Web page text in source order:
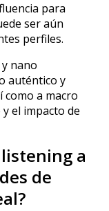
para
ser aún
perfiles.
nano
auténtico y
como a macro
el impacto de
a
de